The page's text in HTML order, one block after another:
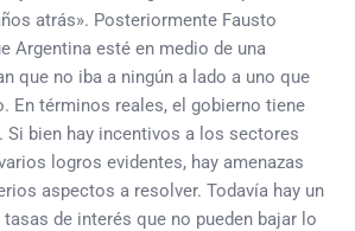
atrás». Posteriormente Fausto
Argentina esté en medio de una
que no iba a ningún a lado a uno que
En términos reales, el gobierno tiene
Si bien hay incentivos a los sectores
logros evidentes, hay amenazas
aspectos a resolver. Todavía hay un
de interés que no pueden bajar lo